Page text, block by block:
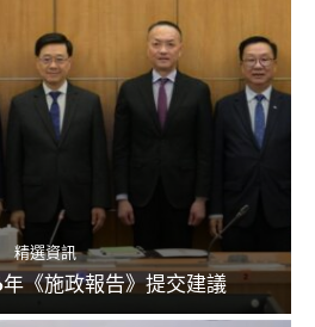
精選資訊
《施政報告》提交建議